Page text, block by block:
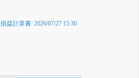
損益計算書: 2026/07/27 15:30